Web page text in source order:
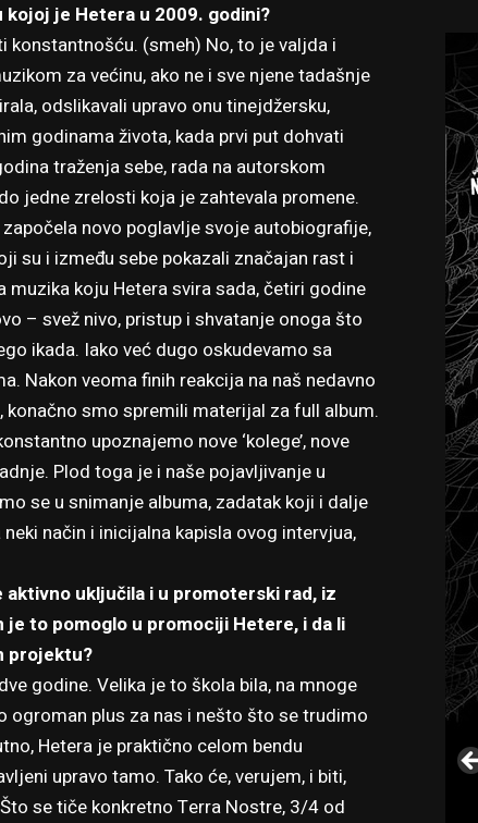
je Hetera u 2009. godini?
konstantnošću. (smeh) No, to je valjda i
za većinu, ako ne i sve njene tadašnje
odslikavali upravo onu tinejdžersku,
godinama života, kada prvi put dohvati
traženja sebe, rada na autorskom
jedne zrelosti koja je zahtevala promene.
novo poglavlje svoje autobiografije,
su i između sebe pokazali značajan rast i
muzika koju Hetera svira sada, četiri godine
– svež nivo, pristup i shvatanje onoga što
ikada. Iako već dugo oskudevamo sa
Nakon veoma finih reakcija na naš nedavno
smo spremili materijal za full album.
upoznajemo nove ‘kolege’, nove
Plod toga je i naše pojavljivanje u
se u snimanje albuma, zadatak koji i dalje
način i inicijalna kapisla ovog intervjua,
uključila i u promoterski rad, iz
to pomoglo u promociji Hetere, i da li
projektu?
godine. Velika je to škola bila, na mnoge
ogroman plus za nas i nešto što se trudimo
Hetera je praktično celom bendu
upravo tamo. Tako će, verujem, i biti,
se tiče konkretno Terra Nostre, 3/4 od